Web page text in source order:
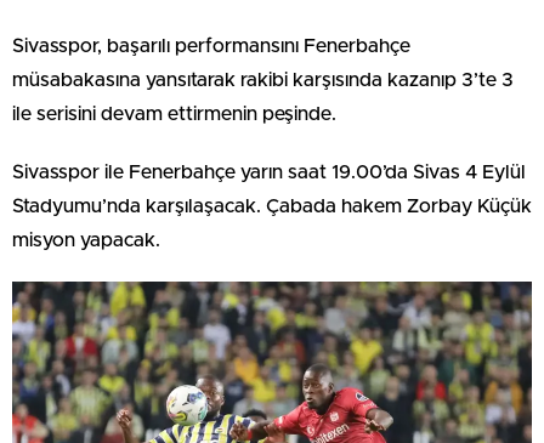
Sivasspor, başarılı performansını Fenerbahçe
müsabakasına yansıtarak rakibi karşısında kazanıp 3’te 3
ile serisini devam ettirmenin peşinde.
Sivasspor ile Fenerbahçe yarın saat 19.00’da Sivas 4 Eylül
Stadyumu’nda karşılaşacak. Çabada hakem Zorbay Küçük
misyon yapacak.